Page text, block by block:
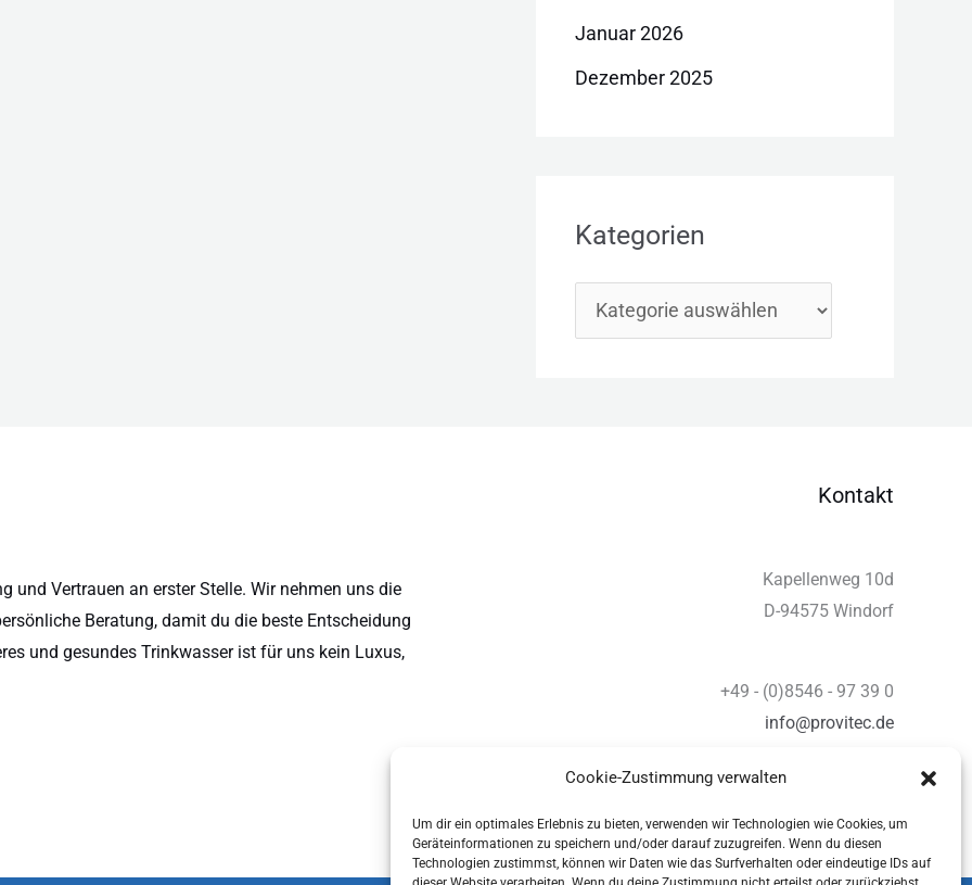
Cookie-Zustimmung verwalten
Um dir ein optimales Erlebnis zu bieten, verwenden wir Technologien wie Cookies, um
Geräteinformationen zu speichern und/oder darauf zuzugreifen. Wenn du diesen
Technologien zustimmst, können wir Daten wie das Surfverhalten oder eindeutige IDs auf
Januar 2026
Dezember 2025
Kategorien
und Vertrauen an erster Stelle. Wir nehmen uns die
Beratung, damit du die beste Entscheidung
und gesundes Trinkwasser ist für uns kein Luxus,
Kontakt
Kapellenweg 10d
D-94575 Windorf
+49 - (0)8546 - 97 39 0
info@provitec.de